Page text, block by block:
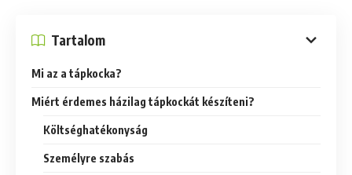
Tartalom
Mi az a tápkocka?
Miért érdemes házilag tápkockát készíteni?
Költséghatékonyság
Személyre szabás